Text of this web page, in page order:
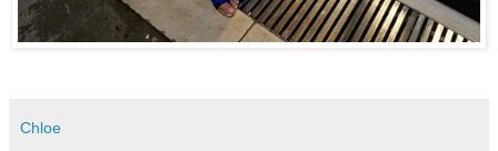
Chloe